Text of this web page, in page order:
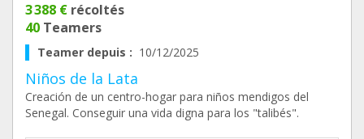
3 388 € récoltés
40 Teamers
Teamer depuis : 10/12/2025
Niños de la Lata
Creación de un centro-hogar para niños mendigos del
Senegal. Conseguir una vida digna para los "talibés".